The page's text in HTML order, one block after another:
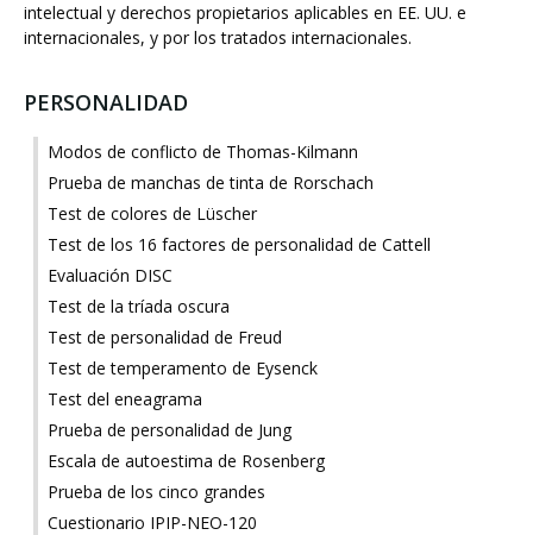
PERSONALIDAD
Modos de conflicto de Thomas-Kilmann
Prueba de manchas de tinta de Rorschach
Test de colores de Lüscher
Test de los 16 factores de personalidad de Cattell
Evaluación DISC
Test de la tríada oscura
Test de personalidad de Freud
Test de temperamento de Eysenck
Test del eneagrama
Prueba de personalidad de Jung
Escala de autoestima de Rosenberg
Prueba de los cinco grandes
Cuestionario IPIP-NEO-120
intelectual y derechos propietarios aplicables en EE. UU. e
internacionales, y por los tratados internacionales.